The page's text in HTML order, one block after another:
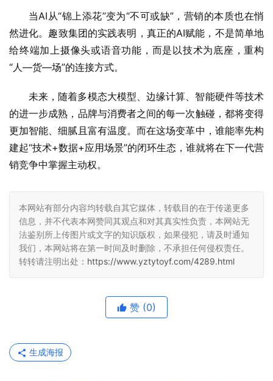
当AI从“锦上添花”变为“不可或缺”，营销的本质也在悄
然进化。趣致集团的实践表明，真正的AI赋能，不是简单地
给终端加上摄像头或语音功能，而是以技术为底座，重构
“人—货—场”的连接方式。
未来，随着多模态大模型、边缘计算、智能硬件等技术
的进一步成熟，品牌与消费者之间的每一次触碰，都将变得
更加智能、细腻且富有温度。而在这场变革中，谁能率先构
建起“技术+数据+应用场景”的闭环生态，谁就将在下一代营
销竞争中掌握主动权。
本网站有部分内容均转载自其它媒体，转载目的在于传递更多
信息，并不代表本网赞同其观点和对其真实性负责，本网站无
法鉴别所上传图片或文字的知识版权，如果侵犯，请及时通知
我们，本网站将在第一时间及时删除，不承担任何侵权责任。
转转请注明出处： https://www.yztytoyf.com/4289.html
赞 (0)
生成海报